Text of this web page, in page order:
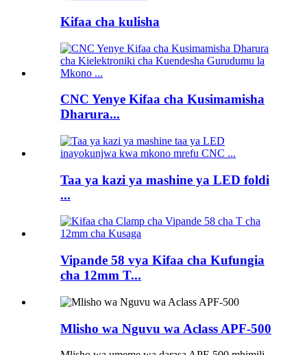
Kifaa cha kulisha
CNC Yenye Kifaa cha Kusimamisha
Dharura...
Taa ya kazi ya mashine ya LED foldi
...
Vipande 58 vya Kifaa cha Kufungia
cha 12mm T...
Mlisho wa Nguvu wa Aclass APF-500